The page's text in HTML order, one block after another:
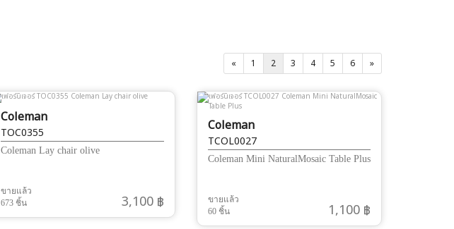
« 1 2 3 4 5 6 »
Coleman
TOC0355
Coleman Lay chair olive
ขายแล้ว
673 ชิ้น
3,100 ฿
Coleman
TCOL0027
Coleman Mini NaturalMosaic Table Plus
ขายแล้ว
60 ชิ้น
1,100 ฿